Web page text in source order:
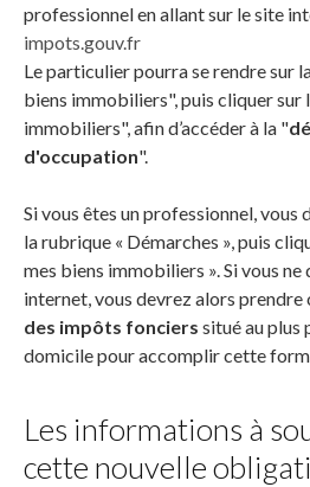
professionnel en allant sur le site
impots.gouv.fr
Le particulier pourra se rendre sur
biens immobiliers", puis cliquer sur
immobiliers", afin d’accéder à la "
d'occupation".
Si vous êtes un professionnel, vous
la rubrique « Démarches », puis
mes biens immobiliers ». Si vous ne
internet, vous devrez alors prendre
des impôts fonciers situé au plus
domicile pour accomplir cette
Les informations à
cette nouvelle